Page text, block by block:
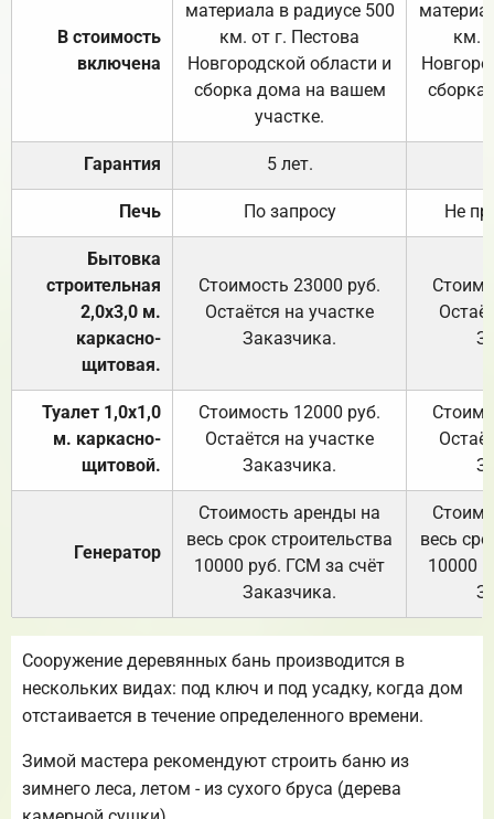
В стоимость
включена
материала в радиусе 500
км. от г. Пестова
Новгородской области и
сборка дома на вашем
участке.
км.
Гарантия 5 лет.
Печь По запросу Не
Бытовка
строительная
2,0х3,0 м.
каркасно-
щитовая.
Стоимость 23000 руб.
Остаётся на участке
Заказчика.
Туалет 1,0х1,0
м. каркасно-
щитовой.
Стоимость 12000 руб.
Остаётся на участке
Заказчика.
Генератор
Стоимость аренды на
весь срок строительства
10000 руб. ГСМ за счёт
Заказчика.
весь
10000
Сооружение деревянных бань производится в
нескольких видах: под ключ и под усадку, когда дом
отстаивается в течение определенного времени.
Зимой мастера рекомендуют строить баню из
зимнего леса, летом - из сухого бруса (дерева